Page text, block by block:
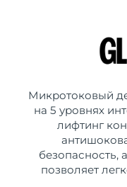
Микротоковый
на 5 уровнях
лифтинг
безопасность,
позволяет